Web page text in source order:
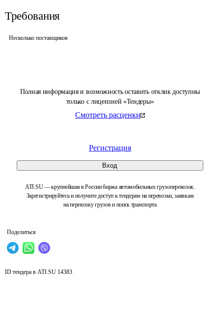
Полная информация и возможность оставить отклик доступны
только с лицензией «Тендеры»
Смотреть расценки
Регистрация
Вход
ATI.SU — крупнейшая в России биржа автомобильных грузоперевозок.
Зарегистрируйтесь и получите доступ к тендерам на перевозки, заявкам
на перевозку грузов и поиск транспорта
Поделиться
Требования
Несколько поставщиков
ID тендера в ATI.SU 14383